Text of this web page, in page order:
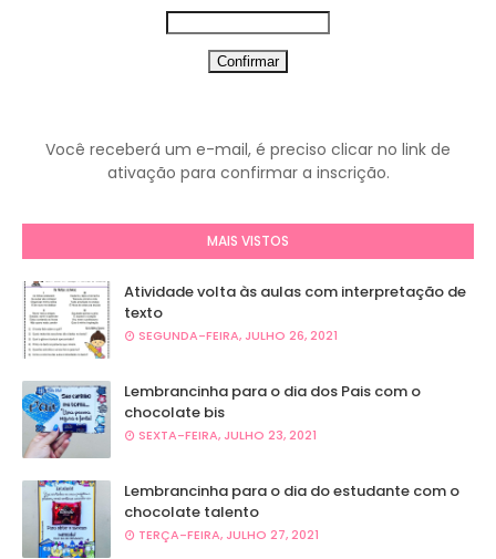
Você receberá um e-mail, é preciso clicar no link de
ativação para confirmar a inscrição.
MAIS VISTOS
Atividade volta às aulas com interpretação de
texto
SEGUNDA-FEIRA, JULHO 26, 2021
Lembrancinha para o dia dos Pais com o
chocolate bis
SEXTA-FEIRA, JULHO 23, 2021
Lembrancinha para o dia do estudante com o
chocolate talento
TERÇA-FEIRA, JULHO 27, 2021